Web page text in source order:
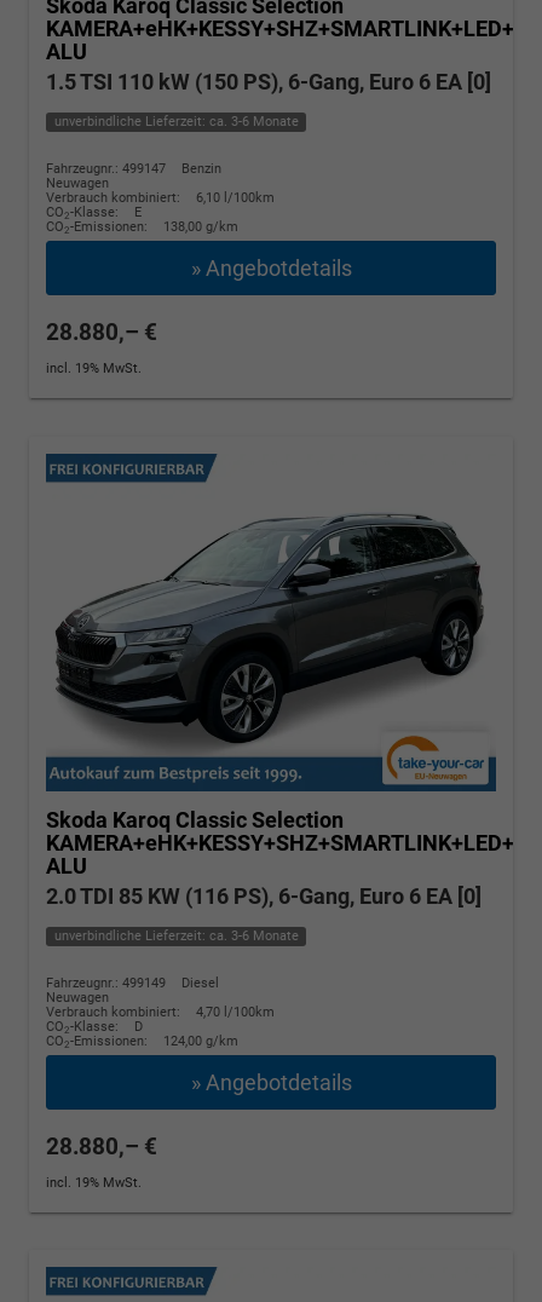
Skoda Karoq Classic Selection
ALU
1.5 TSI 110 kW (150 PS), 6-Gang, Euro 6 EA [0]
unverbindliche Lieferzeit: ca. 3-6 Monate
Fahrzeugnr.: 499147
Benzin
Neuwagen
Verbrauch kombiniert:
6,10 l/100km
CO2-Klasse:
E
CO2-Emissionen: 138,00 g/km
» Angebotdetails
28.880,– €
incl. 19% MwSt.
Skoda Karoq Classic Selection
ALU
2.0 TDI 85 KW (116 PS), 6-Gang, Euro 6 EA [0]
unverbindliche Lieferzeit: ca. 3-6 Monate
Fahrzeugnr.: 499149
Diesel
Neuwagen
Verbrauch kombiniert:
4,70 l/100km
CO2-Klasse:
D
CO2-Emissionen: 124,00 g/km
» Angebotdetails
28.880,– €
incl. 19% MwSt.